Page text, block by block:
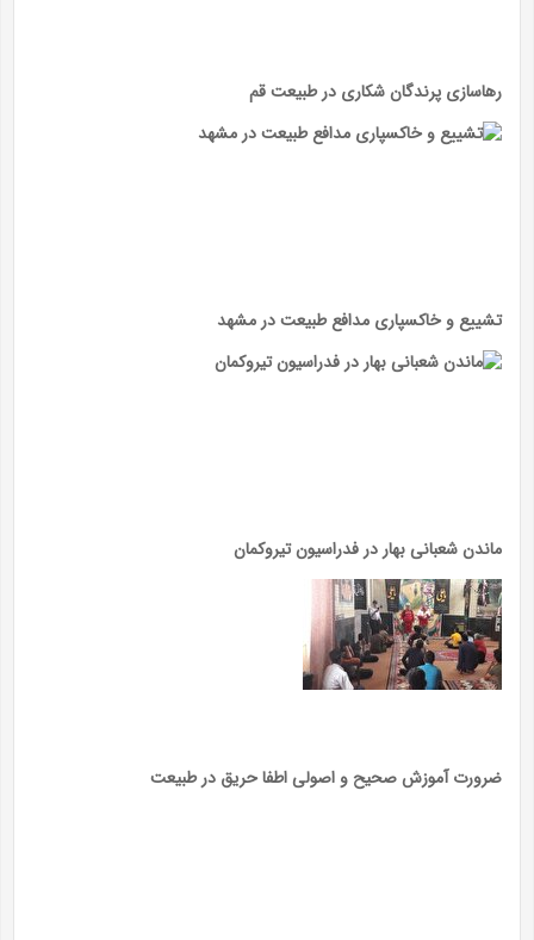
رهاسازی پرندگان شکاری در طبیعت قم
تشییع و خاکسپاری مدافع طبیعت در مشهد
ماندن شعبانی بهار در فدراسیون تیروکمان
ضرورت آموزش صحیح و اصولی اطفا حریق در طبیعت